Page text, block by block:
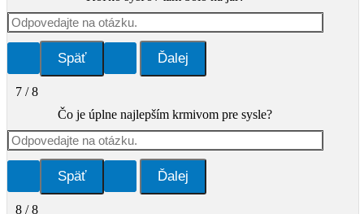
7 / 8
Čo je úplne najlepším krmivom pre sysle?
8 / 8